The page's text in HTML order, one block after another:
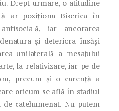
Drept urmare, o atitudine
ar poziţiona Biserica în
iar ancorarea
şi deteriora însăşi
unilaterală a mesajului
la relativizare, iar pe de
precum şi o carenţă a
oricum se află în stadiul
catehumenat. Nu putem